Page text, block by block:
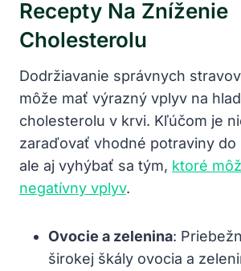
Recepty ⁤na Zníženie
‌cholesterolu
Dodržiavanie správnych
môže⁢ mať​ výrazný⁢ vplyv na
cholesterolu ‍v krvi. Kľúčom je
zaraďovať vhodné​ potraviny do
⁣ale aj vyhýbať ​sa tým, ktoré
negatívny vplyv.
Ovocie⁣ a zelenina:
širokej škály ovocia a